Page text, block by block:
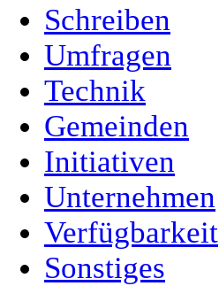
Schreiben
Umfragen
Technik
Gemeinden
Initiativen
Unternehmen
Verfügbarkeit
Sonstiges